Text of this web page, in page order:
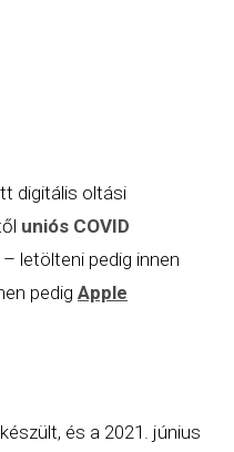
digitális oltási
uniós COVID
letölteni pedig innen
pedig Apple
és a 2021. június